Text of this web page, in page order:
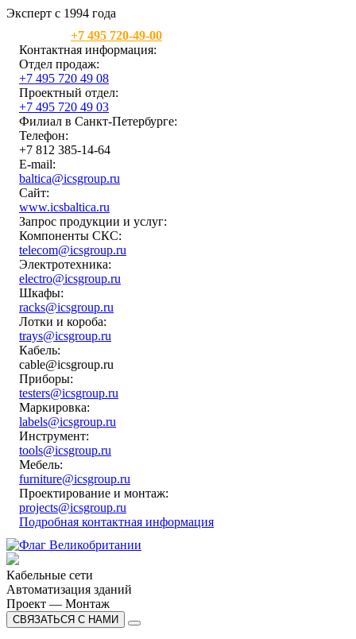
Эксперт с 1994 года
+7 495 720-49-00
Контактная информация:
Отдел продаж:
+7 495 720 49 08
Проектный отдел:
+7 495 720 49 03
Филиал в Санкт-Петербурге:
Телефон:
+7 812 385-14-64
E-mail:
baltica@icsgroup.ru
Сайт:
www.icsbaltica.ru
Запрос продукции и услуг:
Компоненты СКС:
telecom@icsgroup.ru
Электротехника:
electro@icsgroup.ru
Шкафы:
racks@icsgroup.ru
Лотки и короба:
trays@icsgroup.ru
Кабель:
cable@icsgroup.ru
Приборы:
testers@icsgroup.ru
Маркировка:
labels@icsgroup.ru
Инструмент:
tools@icsgroup.ru
Мебель:
furniture@icsgroup.ru
Проектирование и монтаж:
projects@icsgroup.ru
Подробная контактная информация
Кабельные сети
Автоматизация зданий
Проект — Монтаж
СВЯЗАТЬСЯ С НАМИ